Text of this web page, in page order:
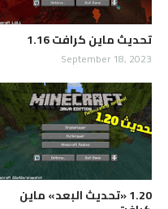
تحديث ماين كرافت 1.16
September 18, 2023
1.20 «تحديث البعد» ماين